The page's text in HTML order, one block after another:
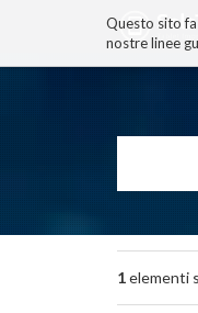
Questo sito
nostre linee
navigazione
1elementi